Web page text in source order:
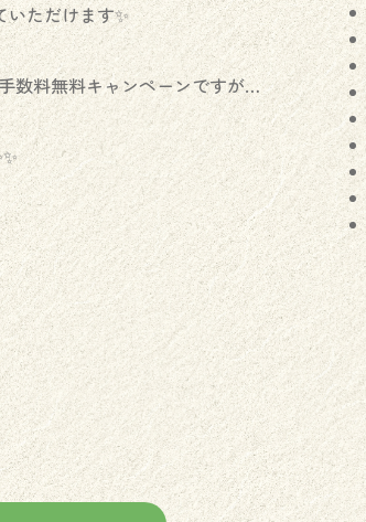
ただけます✨
数料無料キャンペーンですが…